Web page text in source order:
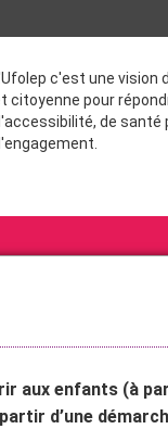
c'est une vision
citoyenne pour
de santé
aux enfants (à
d’une